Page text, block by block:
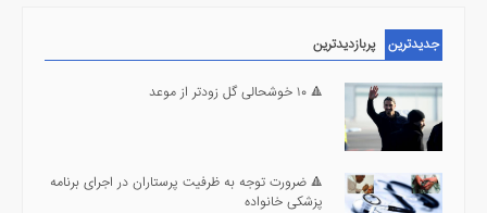
جدیدترین پربازدیدترین
🔺 ۱۰ خوشحالی گل زودتر از موعد
🔺 ضرورت توجه به ظرفیت پرستاران در اجرای برنامه
پزشکی خانواده